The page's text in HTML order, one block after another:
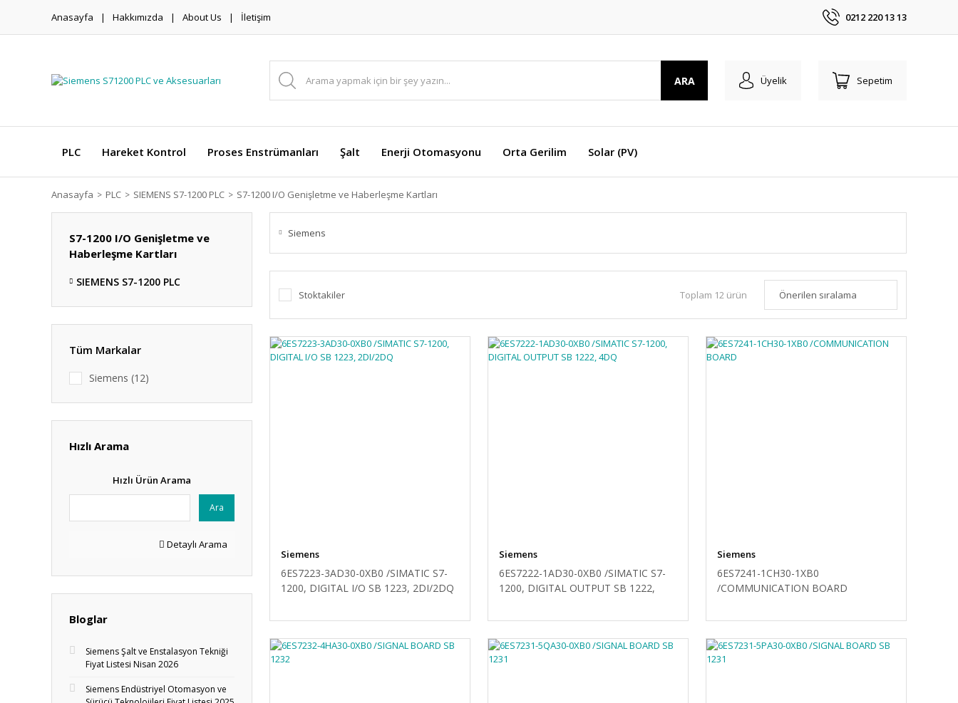
Anasayfa Hakkımızda About Us İletişim 0212 220 13 13
ARA Üyelik Sepetim
PLC Hareket Kontrol Proses Enstrümanları Şalt Enerji Otomasyonu Orta Gerilim Solar (PV)
Anasayfa PLC SIEMENS S7-1200 PLC S7-1200 I/O Genişletme ve Haberleşme Kartları
S7-1200 I/O Genişletme ve
Haberleşme Kartları
SIEMENS S7-1200 PLC
Tüm Markalar
Siemens (12)
Hızlı Arama
Hızlı Ürün Arama
Ara
Detaylı Arama
Bloglar
Siemens Şalt ve Enstalasyon Tekniği
Fiyat Listesi Nisan 2026
Siemens Endüstriyel Otomasyon ve
Siemens
Stoktakiler Toplam 12 ürün
Siemens
6ES7223-3AD30-0XB0 /SIMATIC S7-
1200, DIGITAL I/O SB 1223, 2DI/2DQ
Siemens
6ES7222-1AD30-0XB0 /SIMATIC S7-
1200, DIGITAL OUTPUT SB 1222,
Siemens
6ES7241-1CH30-1XB0
/COMMUNICATION BOARD